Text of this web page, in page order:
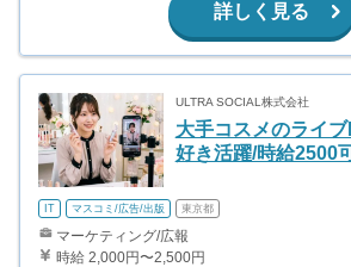
詳しく見る
ULTRA SOCIAL株式会社
大手コスメのライ
好き活躍/時給2500
IT マスコミ/広告/出版 東京都
マーケティング/広報
時給 2,000円〜2,500円